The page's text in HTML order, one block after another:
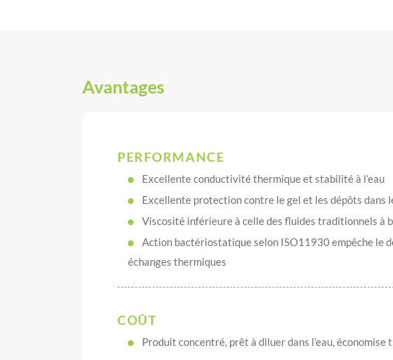
Avantages
PERFORMANCE
Excellente conductivité thermique et stabilité à l’eau
Excellente protection contre le gel et les dépôts dans
Viscosité inférieure à celle des fluides traditionnels à
Action bactériostatique selon ISO11930 empêche le
échanges thermiques
COÛT
Produit concentré, prêt à diluer dans l’eau,